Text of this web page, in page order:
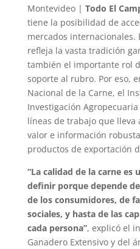
Montevideo | Todo El
tiene la posibilidad de
mercados internacionales.
refleja la vasta tradición
también el importante rol
soporte al rubro. Por eso,
Nacional de la Carne, el
Investigación
líneas de trabajo que
valor e información
productos de exportación
“La calidad de la carne es
definir porque depende
de los consumidores, de
sociales, y hasta de las
cada persona”, explicó el
Ganadero Extensivo y del